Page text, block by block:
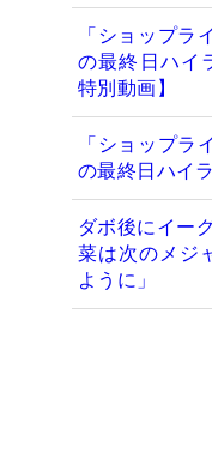
「ショップ
の最終日ハイ
特別動画】
「ショップ
の最終日ハイ
ダボ後にイー
菜は次のメジ
ように」